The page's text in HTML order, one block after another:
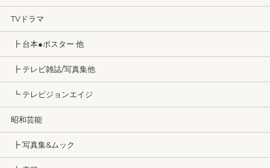
TVドラマ
┣ 台本●ポスター 他
┣ テレビ雑誌/写真集他
┗ テレビジョンエイジ
昭和芸能
┣ 写真集&ムック